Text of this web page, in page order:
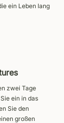
ein Leben lang
zwei Tage
ein in das
Sie den
großen